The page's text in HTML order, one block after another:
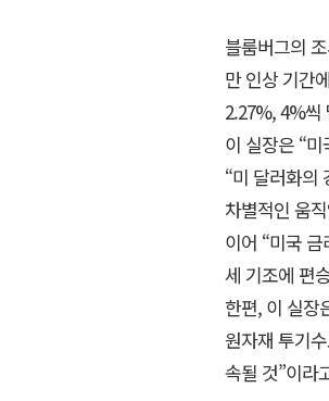
블룸버그의
만 인상 기간
2.27%, 4%씩
이 실장은 “
“미 달러화의
차별적인 움
이어 “미국
세 기조에 편
한편, 이 실장
원자재 투기
속될 것”이라